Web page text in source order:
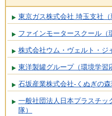
東京ガス株式会社 埼玉支社（
ファインモータースクール（
株式会社ウム・ヴェルト・ジ
東洋製罐グループ（環境学習
石坂産業株式会社-くぬぎの
一般社団法人日本プラスチッ
隊）